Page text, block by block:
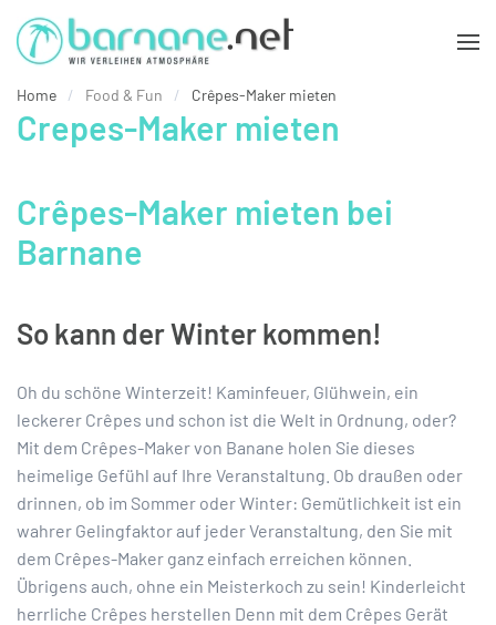
Zum Hauptinhalt springen
Home Food & Fun Crêpes-Maker mieten
Crepes-Maker mieten
Crêpes-Maker mieten bei
Barnane
So kann der Winter kommen!
Oh du schöne Winterzeit! Kaminfeuer, Glühwein, ein
leckerer Crêpes und schon ist die Welt in Ordnung, oder?
Mit dem Crêpes-Maker von Banane holen Sie dieses
heimelige Gefühl auf Ihre Veranstaltung. Ob draußen oder
drinnen, ob im Sommer oder Winter: Gemütlichkeit ist ein
wahrer Gelingfaktor auf jeder Veranstaltung, den Sie mit
dem Crêpes-Maker ganz einfach erreichen können.
Übrigens auch, ohne ein Meisterkoch zu sein! Kinderleicht
herrliche Crêpes herstellen Denn mit dem Crêpes Gerät